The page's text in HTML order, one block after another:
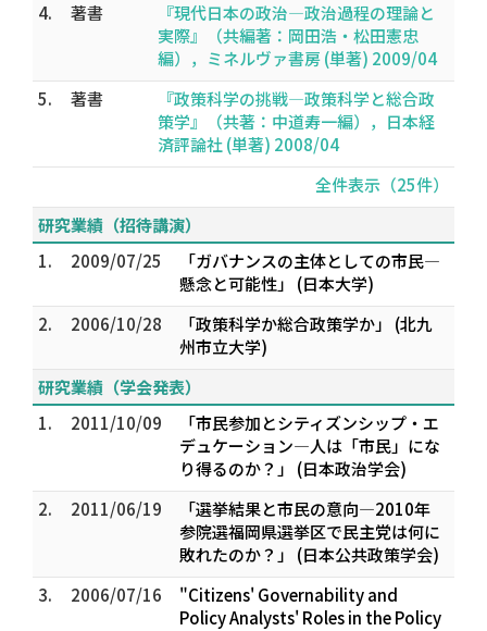
4.
著書
『現代日本の政治―政治過程の理論と
実際』（共編著：岡田浩・松田憲忠
編），ミネルヴァ書房 (単著) 2009/04
5.
著書
『政策科学の挑戦―政策科学と総合政
策学』（共著：中道寿一編），日本経
済評論社 (単著) 2008/04
全件表示（25件）
研究業績（招待講演）
1.
2009/07/25
「ガバナンスの主体としての市民―
懸念と可能性」 (日本大学)
2.
2006/10/28
「政策科学か総合政策学か」 (北九
州市立大学)
研究業績（学会発表）
1.
2011/10/09
「市民参加とシティズンシップ・エ
デュケーション―人は「市民」にな
り得るのか？」 (日本政治学会)
2.
2011/06/19
「選挙結果と市民の意向―2010年
参院選福岡県選挙区で民主党は何に
敗れたのか？」 (日本公共政策学会)
3.
2006/07/16
"Citizens' Governability and
Policy Analysts' Roles in the Policy